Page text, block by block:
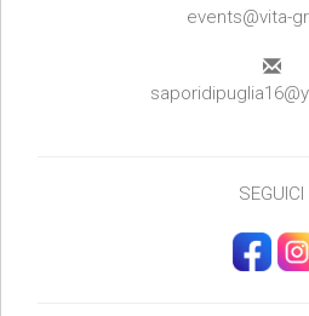
events@vita-
SEGUICI